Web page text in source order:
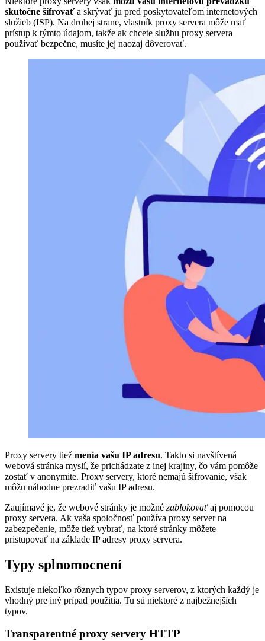
skutočne šifrovaťa skrývať ju pred poskytovateľom internetových
služieb (ISP). Na druhej strane, vlastník proxy servera môže mať
prístup k týmto údajom, takže ak chcete službu proxy servera
používať bezpečne, musíte jej naozaj dôverovať.
Proxy servery tiež menia vašu IP adresu. Takto si navštívená
webová stránka myslí, že prichádzate z inej krajiny, čo vám pomôže
zostať v anonymite. Proxy servery, ktoré nemajú šifrovanie, však
môžu náhodne prezradiť vašu IP adresu.
Zaujímavé je, že webové stránky je možné zablokovaťaj pomocou
proxy servera. Ak vaša spoločnosť používa proxy server na
zabezpečenie, môže tiež vybrať, na ktoré stránky môžete
pristupovať na základe IP adresy proxy servera.
Typy splnomocnení
Existuje niekoľko rôznych typov proxy serverov, z ktorých každý je
vhodný pre iný prípad použitia. Tu sú niektoré z najbežnejších
typov.
Transparentné proxy servery HTTP